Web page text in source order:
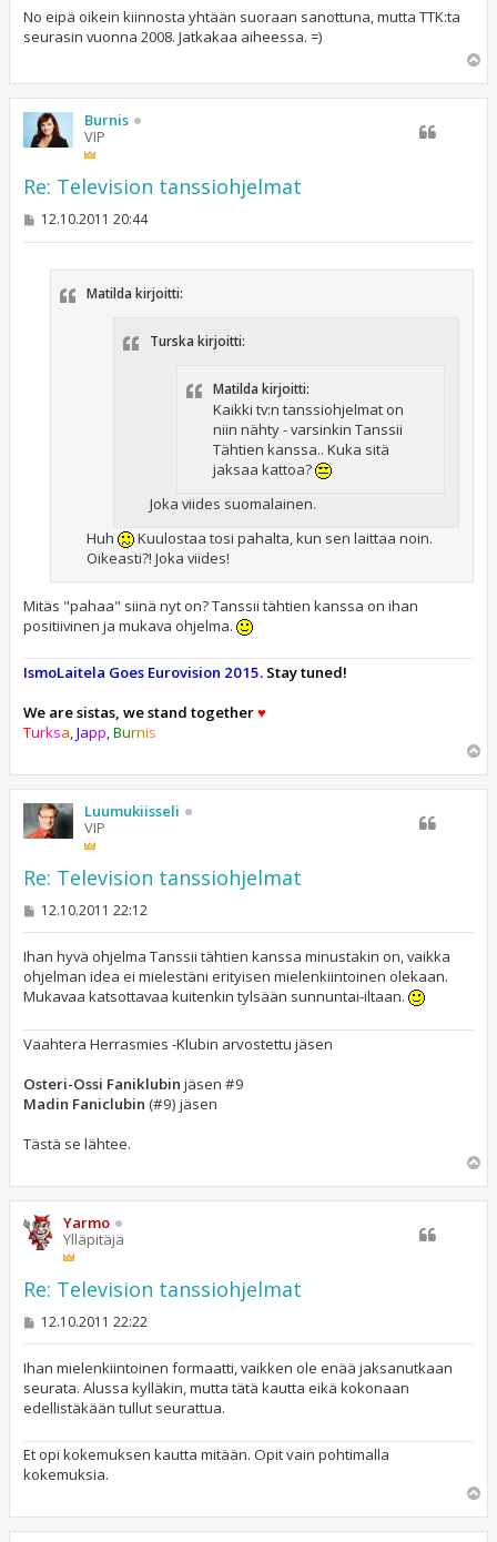
s
t
i
No eipä oikein kiinnosta yhtään suoraan sanottuna, mutta TTK:ta
seurasin vuonna 2008. Jatkakaa aiheessa. =)
ö
Burnis
VIP
Re: Television tanssiohjelmat
V
e
12.10.2011 20:44
Matilda kirjoitti:
Turska kirjoitti:
Matilda kirjoitti:
Kaikki tv:n tanssiohjelmat on
niin nähty - varsinkin Tanssii
Tähtien kanssa.. Kuka sitä
jaksaa kattoa?
Joka viides suomalainen.
Huh
Kuulostaa tosi pahalta, kun sen laittaa noin.
Oikeasti?! Joka viides!
Mitäs "pahaa" siinä nyt on? Tanssii tähtien kanssa on ihan
positiivinen ja mukava ohjelma.
IsmoLaitela Goes Eurovision 2015.Stay tuned!
We are sistas, we stand together♥
Turksa,Japp,Burnis
ö
Luumukiisseli
VIP
Re: Television tanssiohjelmat
V
s
t
i
12.10.2011 22:12
Ihan hyvä ohjelma Tanssii tähtien kanssa minustakin on, vaikka
ohjelman idea ei mielestäni erityisen mielenkiintoinen olekaan.
Mukavaa katsottavaa kuitenkin tylsään sunnuntai-iltaan.
Vaahtera Herrasmies -Klubin arvostettu jäsen
Osteri-Ossi Faniklubin jäsen #9
Madin Faniclubin (#9) jäsen
Tästä se lähtee.
ö
Yarmo
Ylläpitäjä
Re: Television tanssiohjelmat
V
s
t
i
12.10.2011 22:22
Ihan mielenkiintoinen formaatti, vaikken ole enää jaksanutkaan
seurata. Alussa kylläkin, mutta tätä kautta eikä kokonaan
edellistäkään tullut seurattua.
Et opi kokemuksen kautta mitään. Opit vain pohtimalla
kokemuksia.
ö